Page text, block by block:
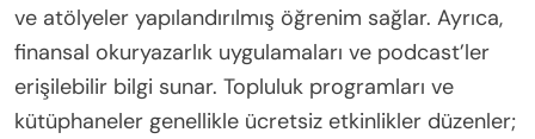
ve atölyeler yapılandırılmış öğrenim sağlar. Ayrıca,
finansal okuryazarlık uygulamaları ve podcast’ler
erişilebilir bilgi sunar. Topluluk programları ve
kütüphaneler genellikle ücretsiz etkinlikler düzenler;